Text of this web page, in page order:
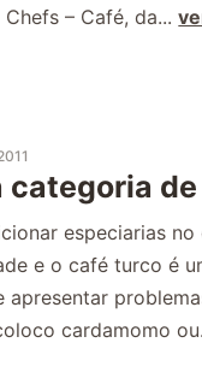
– Café, da...
categoria
especiarias no
e o café turco é
apresentar
cardamomo